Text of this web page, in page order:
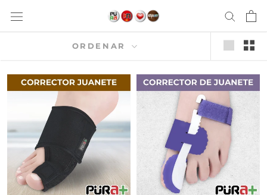
contenido
ORDENAR